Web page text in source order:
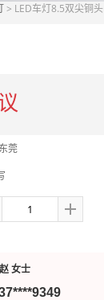
问展示厅
> LED车灯8.5双尖铜头
莞
赵 女士